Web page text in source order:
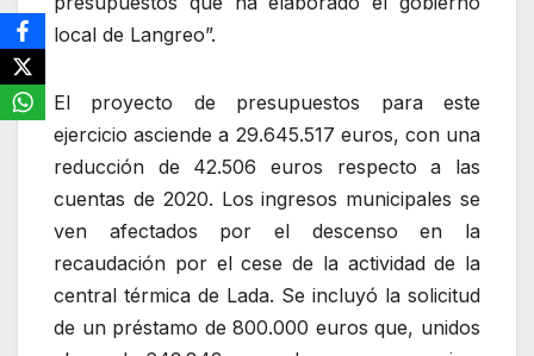
local de Langreo”.
El proyecto de presupuestos para este
ejercicio asciende a 29.645.517 euros, con una
reducción de 42.506 euros respecto a las
cuentas de 2020. Los ingresos municipales se
ven afectados por el descenso en la
recaudación por el cese de la actividad de la
central térmica de Lada. Se incluyó la solicitud
de un préstamo de 800.000 euros que, unidos